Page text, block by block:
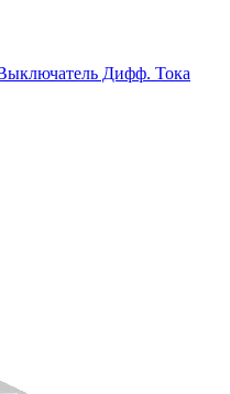
Дифф. Тока